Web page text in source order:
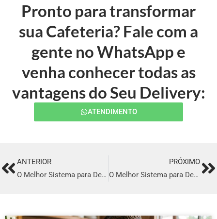
Pronto para transformar
sua Cafeteria? Fale com a
gente no WhatsApp e
venha conhecer todas as
vantagens do Seu Delivery:
ATENDIMENTO
PrevANTERIOR
O Melhor Sistema para Delivery em Atibaia
PRÓXIMO
O Melhor Sistema para Delivery em Sabará